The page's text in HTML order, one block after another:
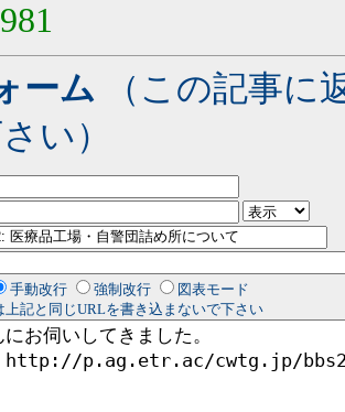
ーム （この記事に
い）
手動改行 強制改行
図表モード
上記と同じURLを書き込まないで下さい